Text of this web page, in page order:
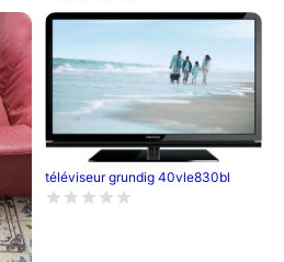
téléviseur grundig 40vle830bl